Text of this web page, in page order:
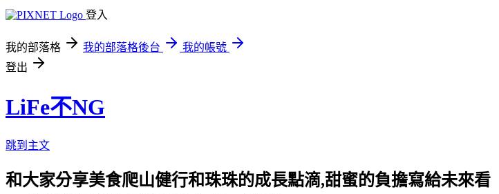
登入
我的部落格 我的部落格後台
我的帳號
登出
LiFe不NG
跳到主文
和大家分享美食爬山健行和珠珠的成長點滴,甜蜜的負擔寫給未來看